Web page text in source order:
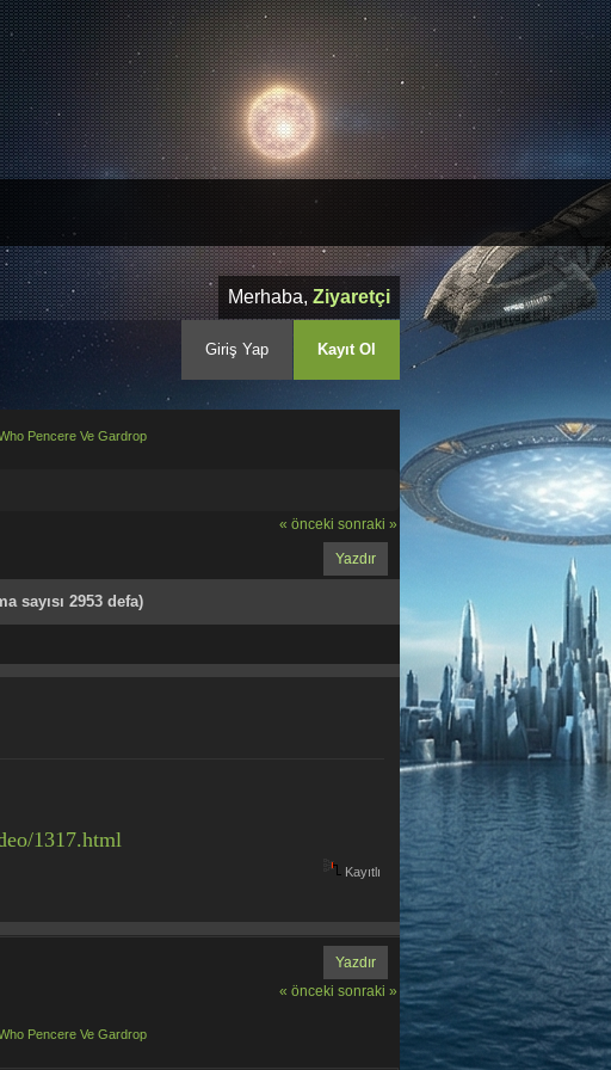
Merhaba, Ziyaretçi
Giriş Yap Kayıt Ol
Pencere Ve Gardrop
« önceki sonraki »
Yazdır
sayısı 2953 defa)
1317.html
Kayıtlı
Yazdır
« önceki sonraki »
Pencere Ve Gardrop